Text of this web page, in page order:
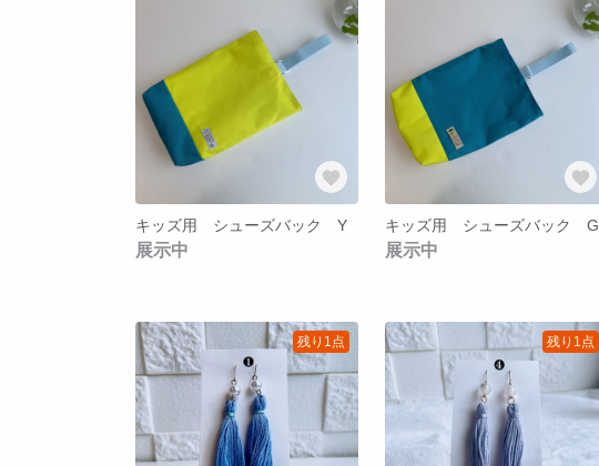
キッズ用 シューズバック Y
展示中
キッズ用 シューズバック G
展示中
残り1点 残り1点